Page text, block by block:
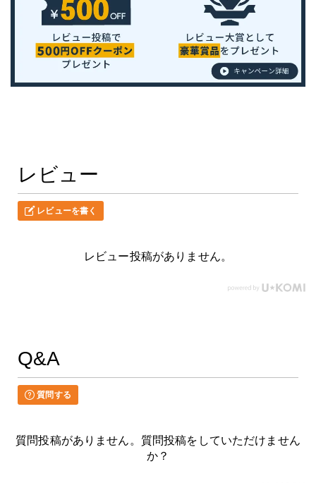
レビュー
レビューを書く
レビュー投稿がありません。
Q&A
質問する
質問投稿がありません。質問投稿をしていただけません
か？